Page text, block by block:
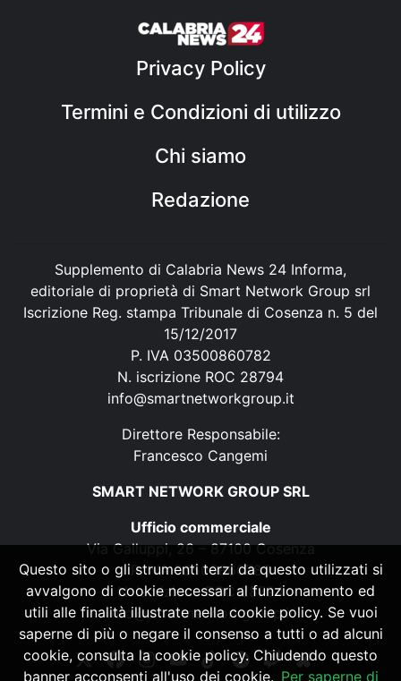
Privacy Policy
Termini e Condizioni di utilizzo
Chi siamo
Redazione
Supplemento di Calabria News 24 Informa,
editoriale di proprietà di Smart Network Group srl
Iscrizione Reg. stampa Tribunale di Cosenza n. 5 del
15/12/2017
P. IVA 03500860782
N. iscrizione ROC 28794
info@smartnetworkgroup.it
Direttore Responsabile:
Francesco Cangemi
SMART NETWORK GROUP SRL
Ufficio commerciale
Via Galluppi, 26 – 87100 Cosenza
P. IVA 03500860782
N. iscrizione ROC 28794
info@smartnetworkgroup.it
Questo sito o gli strumenti terzi da questo utilizzati si
avvalgono di cookie necessari al funzionamento ed
utili alle finalità illustrate nella cookie policy. Se vuoi
saperne di più o negare il consenso a tutti o ad alcuni
cookie, consulta la cookie policy. Chiudendo questo
banner acconsenti all'uso dei cookie. Per saperne di